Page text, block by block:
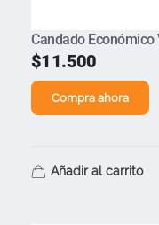
Candado
$11.500
Compra ahora
Añadir al carrito